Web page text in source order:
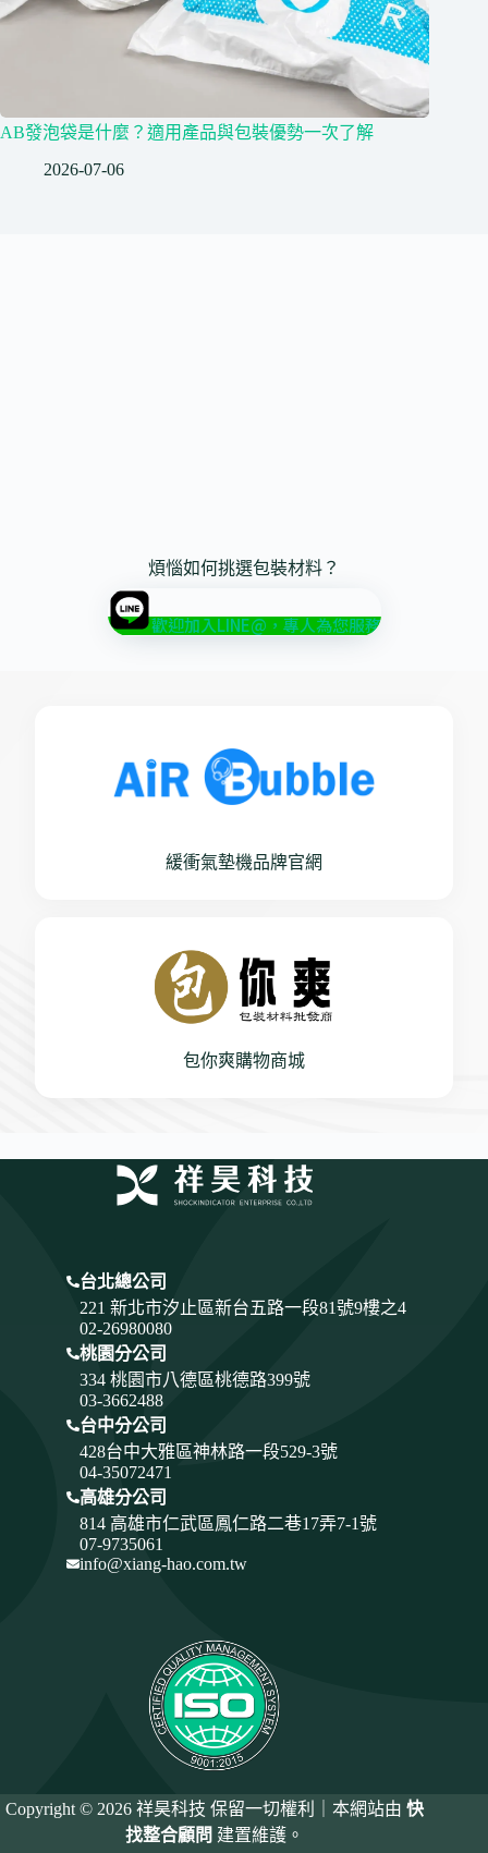
AB發泡袋是什麼？適用產品與包裝優勢一次了解
2026-07-06
煩惱如何挑選包裝材料？
歡迎加入LINE@，專人為您服務
緩衝氣墊機品牌官網
包你爽購物商城
台北總公司
221 新北市汐止區新台五路一段81號9樓之4
02-26980080
桃園分公司
334 桃園市八德區桃德路399號
03-3662488
台中分公司
428台中大雅區神林路一段529-3號
04-35072471
高雄分公司
814 高雄市仁武區鳳仁路二巷17弄7-1號
07-9735061
info@xiang-hao.com.tw
Copyright © 2026 祥昊科技 保留一切權利｜本網站由快
找整合顧問 建置維護。